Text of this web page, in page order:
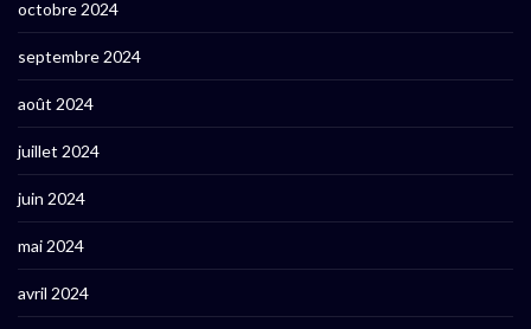
octobre 2024
septembre 2024
août 2024
juillet 2024
juin 2024
mai 2024
avril 2024